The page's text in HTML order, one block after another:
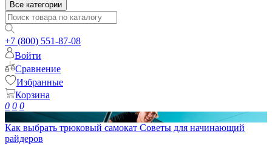
Все категории
+7 (800) 551-87-08
Войти
Сравнение
Избранные
Корзина
0 0 0
Как выбрать трюковый самокат Советы для начинающий
райдеров